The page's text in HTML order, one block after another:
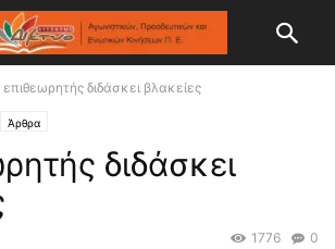
διδάσκει βλακείες
Άρθρα
διδάσκει
0
1776